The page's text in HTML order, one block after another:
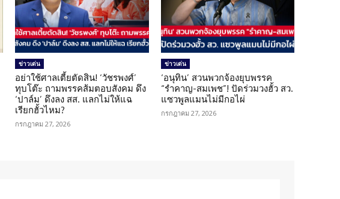
ข่าวเด่น
อย่าใช้ศาลเตี้ยตัดสิน! ‘วัชรพงศ์’
ทุบโต๊ะ ถามพรรคส้มตอบสังคม ดึง
‘ปาล์ม’ ดึงลง สส. แลกไม่ให้แฉ
เรียกฮั้วไหม?
กรกฎาคม 27, 2026
ข่าวเด่น
‘อนุทิน’ สวนพวกจ้องยุบพรรค
“รำคาญ-สมเพช”! ปัดร่วมวงฮั้ว สว.
แซวพูลแมนไม่มีกอไผ่
กรกฎาคม 27, 2026